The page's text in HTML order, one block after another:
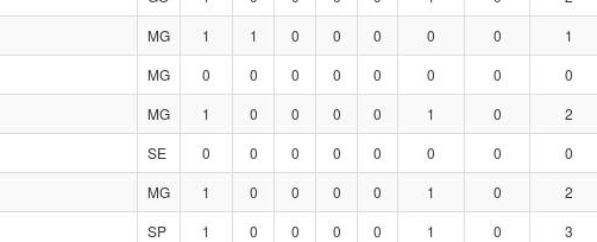
MG 1 1 0 0 0 0 0 1
MG 0 0 0 0 0 0 0 0
MG 1 0 0 0 0 1 0 2
SE 0 0 0 0 0 0 0 0
MG 1 0 0 0 0 1 0 2
SP 1 0 0 0 0 1 0 3